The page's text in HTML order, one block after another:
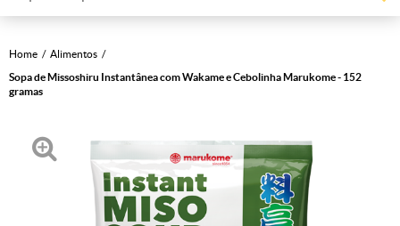
Home
Alimentos
Sopa de Missoshiru Instantânea com Wakame e Cebolinha Marukome - 152
gramas